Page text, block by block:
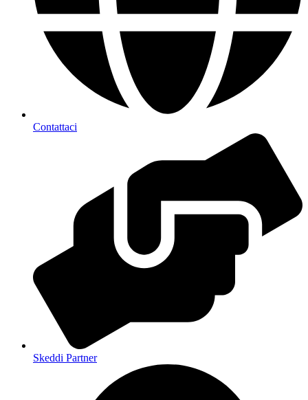
Contattaci
Skeddi Partner